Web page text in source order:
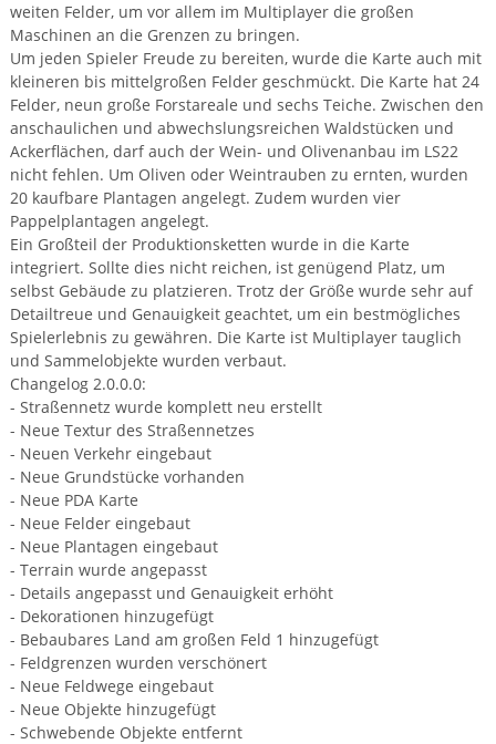
weiten Felder, um vor allem im Multiplayer die großen
Maschinen an die Grenzen zu bringen.
Um jeden Spieler Freude zu bereiten, wurde die Karte auch mit
kleineren bis mittelgroßen Felder geschmückt. Die Karte hat 24
Felder, neun große Forstareale und sechs Teiche. Zwischen den
anschaulichen und abwechslungsreichen Waldstücken und
Ackerflächen, darf auch der Wein- und Olivenanbau im LS22
nicht fehlen. Um Oliven oder Weintrauben zu ernten, wurden
20 kaufbare Plantagen angelegt. Zudem wurden vier
Pappelplantagen angelegt.
Ein Großteil der Produktionsketten wurde in die Karte
integriert. Sollte dies nicht reichen, ist genügend Platz, um
selbst Gebäude zu platzieren. Trotz der Größe wurde sehr auf
Detailtreue und Genauigkeit geachtet, um ein bestmögliches
Spielerlebnis zu gewähren. Die Karte ist Multiplayer tauglich
und Sammelobjekte wurden verbaut.
Changelog 2.0.0.0:
- Straßennetz wurde komplett neu erstellt
- Neue Textur des Straßennetzes
- Neuen Verkehr eingebaut
- Neue Grundstücke vorhanden
- Neue PDA Karte
- Neue Felder eingebaut
- Neue Plantagen eingebaut
- Terrain wurde angepasst
- Details angepasst und Genauigkeit erhöht
- Dekorationen hinzugefügt
- Bebaubares Land am großen Feld 1 hinzugefügt
- Feldgrenzen wurden verschönert
- Neue Feldwege eingebaut
- Neue Objekte hinzugefügt
- Schwebende Objekte entfernt